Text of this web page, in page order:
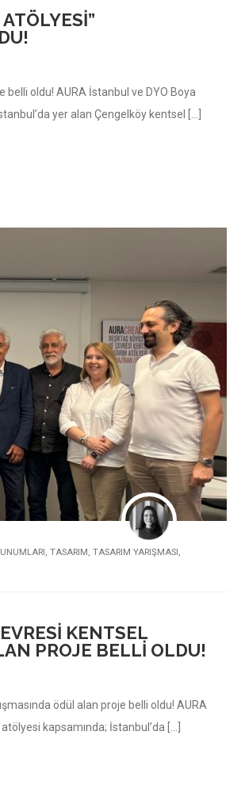
belli oldu! AURA İstanbul ve DYO Boya
yer alan Çengelköy kentsel […]
, TASARIM , TASARIM YARIŞMASI ,
KENTSEL
PROJE BELLI OLDU!
ödül alan proje belli oldu! AURA
kapsamında; İstanbul’da […]